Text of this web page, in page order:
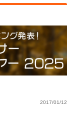
2017/01/12